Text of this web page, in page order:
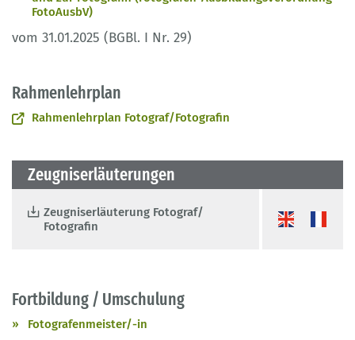
FotoAusbV)
vom 31.01.2025 (BGBl. I Nr. 29)
Rahmenlehrplan
Rahmenlehrplan Fotograf/Fotografin
Zeugniserläuterungen
Zeugniserläuterung Fotograf/
Fotografin
Fortbildung / Umschulung
Fotografenmeister/-in